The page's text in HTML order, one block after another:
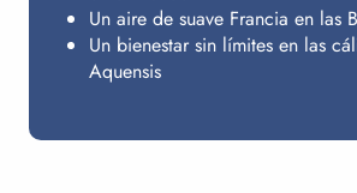
Un aire de suave Francia en las
Un bienestar sin límites en las
Aquensis